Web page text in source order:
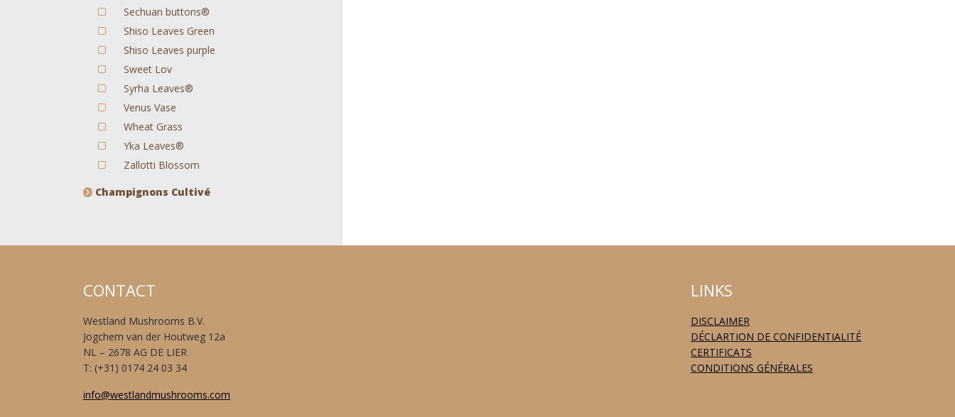
Sechuan buttons®
Shiso Leaves Green
Shiso Leaves purple
Sweet Lov
Syrha Leaves®
Venus Vase
Wheat Grass
Yka Leaves®
Zallotti Blossom
Champignons Cultivé
CONTACT
Westland Mushrooms B.V.
Jogchem van der Houtweg 12a
NL – 2678 AG DE LIER
T: (+31) 0174 24 03 34
info@westlandmushrooms.com
LINKS
DISCLAIMER
DÉCLARTION DE CONFIDENTIALITÉ
CERTIFICATS
CONDITIONS GÉNÉRALES